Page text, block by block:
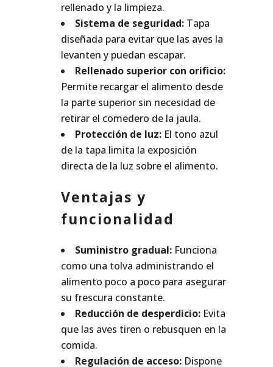
rellenado y la limpieza.
Sistema de seguridad: Tapa
diseñada para evitar que las aves la
levanten y puedan escapar.
Rellenado superior con orificio:
Permite recargar el alimento desde
la parte superior sin necesidad de
retirar el comedero de la jaula.
Protección de luz: El tono azul
de la tapa limita la exposición
directa de la luz sobre el alimento.
Ventajas y
funcionalidad
Suministro gradual: Funciona
como una tolva administrando el
alimento poco a poco para asegurar
su frescura constante.
Reducción de desperdicio: Evita
que las aves tiren o rebusquen en la
comida.
Regulación de acceso: Dispone